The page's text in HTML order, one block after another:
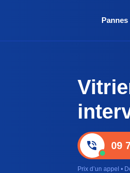
09
Prix d’un appel •